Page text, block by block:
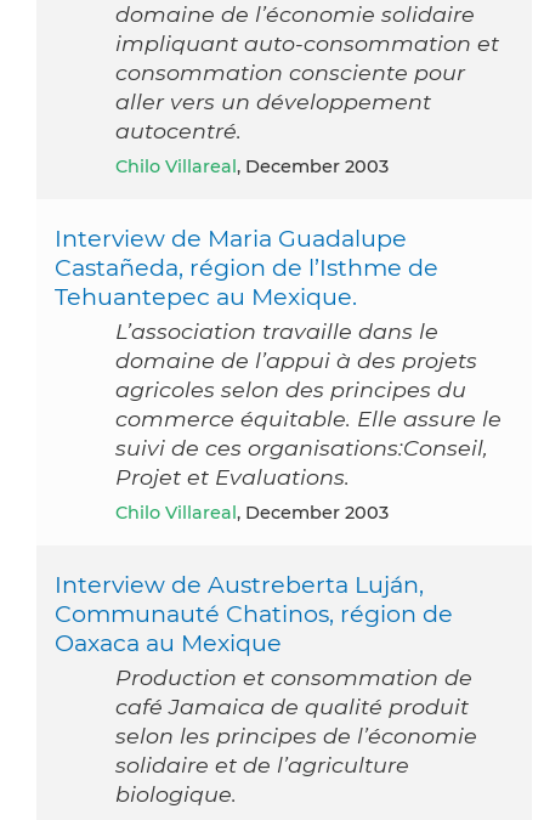
domaine de l’économie solidaire
impliquant auto-consommation et
consommation consciente pour
aller vers un développement
autocentré.
Chilo Villareal , December 2003
Interview de Maria Guadalupe
Castañeda, région de l’Isthme de
Tehuantepec au Mexique.
L’association travaille dans le
domaine de l’appui à des projets
agricoles selon des principes du
commerce équitable. Elle assure le
suivi de ces organisations:Conseil,
Projet et Evaluations.
Chilo Villareal , December 2003
Interview de Austreberta Luján,
Communauté Chatinos, région de
Oaxaca au Mexique
Production et consommation de
café Jamaica de qualité produit
selon les principes de l’économie
solidaire et de l’agriculture
biologique.